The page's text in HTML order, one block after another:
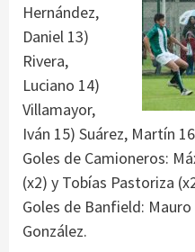
Hernández,
Daniel 13)
Rivera,
Luciano 14)
Villamayor,
Iván 15) Suárez, Martín
Goles de Camioneros:
(x2) y Tobías Pastoriza
Goles de Banfield:
González.